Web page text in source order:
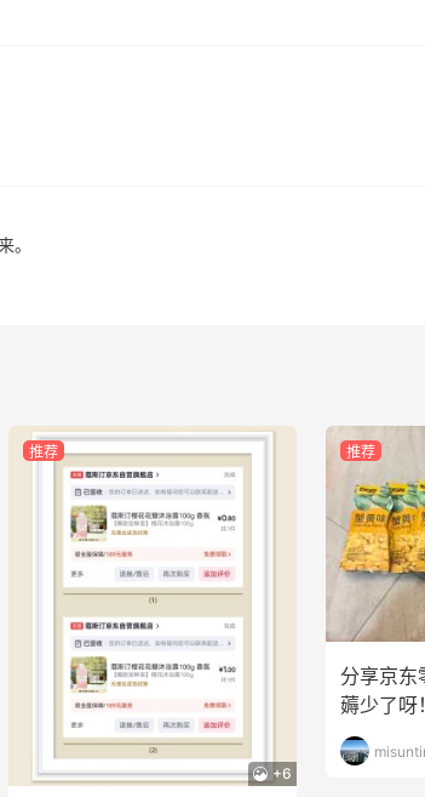
。
推荐
+6
推荐
分享京东
薅少了呀！
“爱马仕”
4
折扣力度大
3
柏瑞美黑瓶和
08月05日
兰蔻粉金管新
在线等！